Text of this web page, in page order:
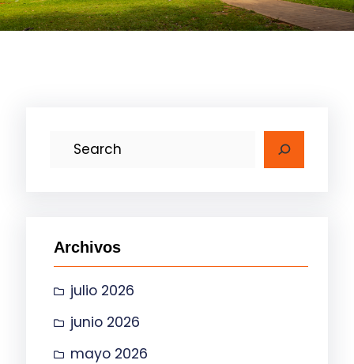
Archivos
julio 2026
junio 2026
mayo 2026